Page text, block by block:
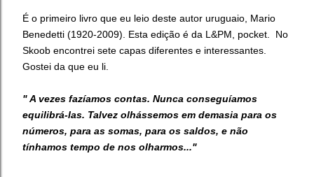
É o primeiro livro que eu leio deste autor uruguaio, Mario
Benedetti (1920-2009). Esta edição é da L&PM, pocket. No
Skoob encontrei sete capas diferentes e interessantes.
Gostei da que eu li.
" A vezes fazíamos contas. Nunca conseguíamos
equilibrá-las. Talvez olhássemos em demasia para os
números, para as somas, para os saldos, e não
tínhamos tempo de nos olharmos..."